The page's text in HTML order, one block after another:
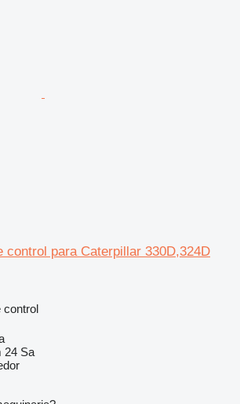
control para Caterpillar 330D,324D
control
24 Sa